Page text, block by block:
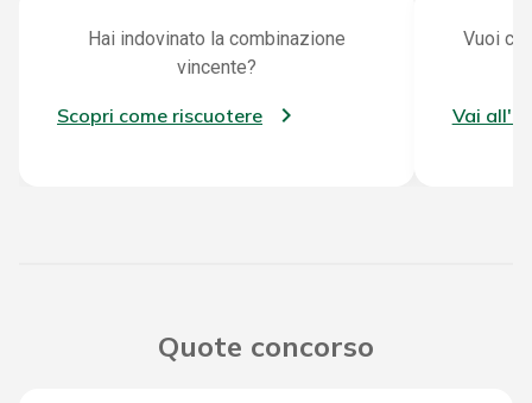
Hai indovinato la combinazione
vincente?
Scopri come riscuotere
Vuoi
Vai
Quote concorso